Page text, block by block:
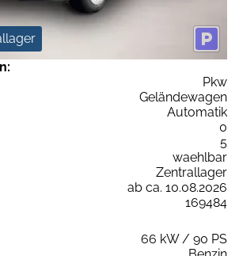
Pkw
Geländewagen
Automatik
0
5
waehlbar
Zentrallager
ab ca. 10.08.2026
169484
66 kW / 90 PS